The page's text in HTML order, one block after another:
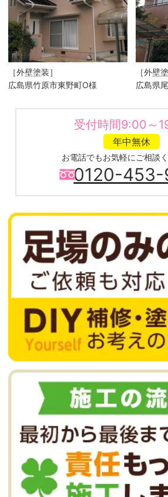
［外壁塗装］
広島県竹原市東野町O様
［外壁
広島県
受付時間9:00～
年中無休
お電話でもお気軽にご相談
0120-